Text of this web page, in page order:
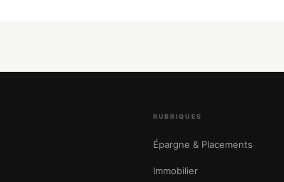
RUBRIQUES
Épargne & Placements
Immobilier